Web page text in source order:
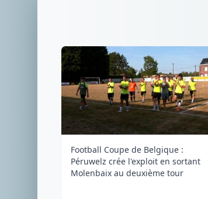
Football Coupe de Belgique :
Péruwelz crée l'exploit en sortant
Molenbaix au deuxième tour